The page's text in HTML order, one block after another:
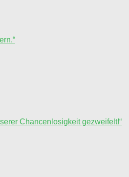
Chancenlosigkeit gezweifelt!“